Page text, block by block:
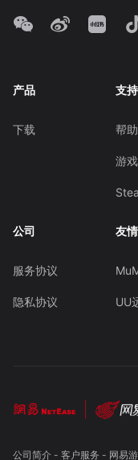
产品
下载
支持
帮助
游
公司
服务协议
隐私协议
友
UU
公司简介- 客户服务 - 网易